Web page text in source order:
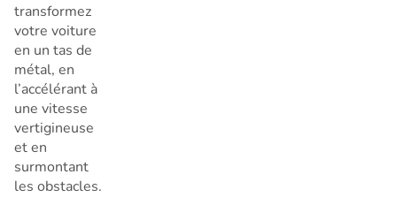
transformez
votre voiture
en un tas de
métal, en
l’accélérant à
une vitesse
vertigineuse
et en
surmontant
les obstacles.